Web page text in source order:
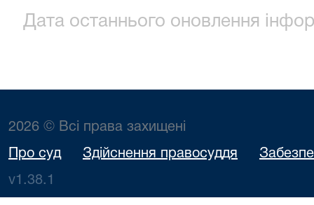
Дата останнього оновлення
2026 © Всі права захищені
Про суд Здійснення правосуддя
v1.38.1